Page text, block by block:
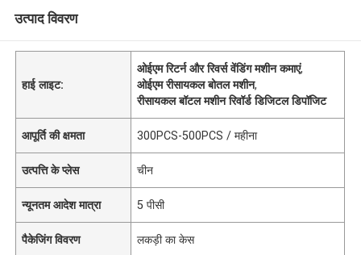
उत्पाद विवरण
हाई लाइट:
ओईएम रिटर्न और रिवर्स वेंडिंग मशीन कमाएं,
ओईएम रीसायकल बोतल मशीन,
रीसायकल बॉटल मशीन रिवॉर्ड डिजिटल डिपॉजिट
आपूर्ति की क्षमता 300PCS-500PCS / महीना
उत्पत्ति के प्लेस चीन
न्यूनतम आदेश मात्रा 5 पीसी
पैकेजिंग विवरण लकड़ी का केस